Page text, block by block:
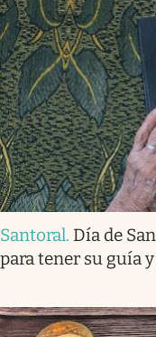
Santoral. Día de
para tener su guía